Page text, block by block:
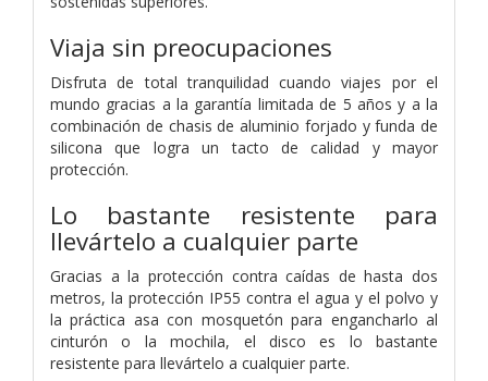
Viaja sin preocupaciones
Disfruta de total tranquilidad cuando viajes por el
mundo gracias a la garantía limitada de 5 años y a la
combinación de chasis de aluminio forjado y funda de
silicona que logra un tacto de calidad y mayor
protección.
Lo bastante resistente para
llevártelo a cualquier parte
Gracias a la protección contra caídas de hasta dos
metros, la protección IP55 contra el agua y el polvo y
la práctica asa con mosquetón para engancharlo al
cinturón o la mochila, el disco es lo bastante
resistente para llevártelo a cualquier parte.